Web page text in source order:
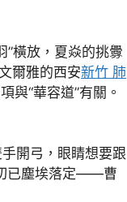
橫放，夏焱的挑釁
爾雅的西安新竹 肺
與“華容道”有關。
開弓，眼睛想要跟
已塵埃落定——曹